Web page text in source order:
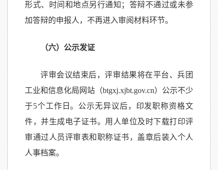
形式、时间和地点另行通知；答辩不通过或未参
加答辩的申报人，不再进入审阅材料环节。
（六）公示发证
评审会议结束后，评审结果将在平台、兵团
工业和信息化局网站（btgxj.xjbt.gov.cn）公示不少
于5个工作日。公示无异议后，印发职称资格文
件，并生成电子证书。用人单位及时下载打印评
审通过人员评审表和职称证书，盖章后装入个人
人事档案。